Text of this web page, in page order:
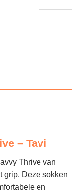
– Tavi
Thrive van
grip. Deze sokken
en